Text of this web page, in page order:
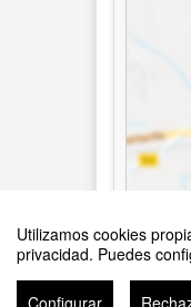
Utilizamos cookies
privacidad. Puedes
Configurar